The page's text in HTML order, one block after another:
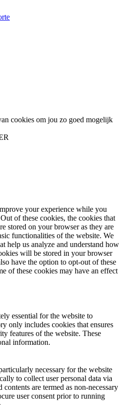
cookies om jou zo goed mogelijk
your experience while you
of these cookies, the cookies that
stored on your browser as they are
functionalities of the website. We
help us analyze and understand how
will be stored in your browser
have the option to opt-out of these
of these cookies may have an effect
essential for the website to
only includes cookies that ensures
features of the website. These
information.
necessary for the website
to collect user personal data via
are termed as non-necessary
user consent prior to running